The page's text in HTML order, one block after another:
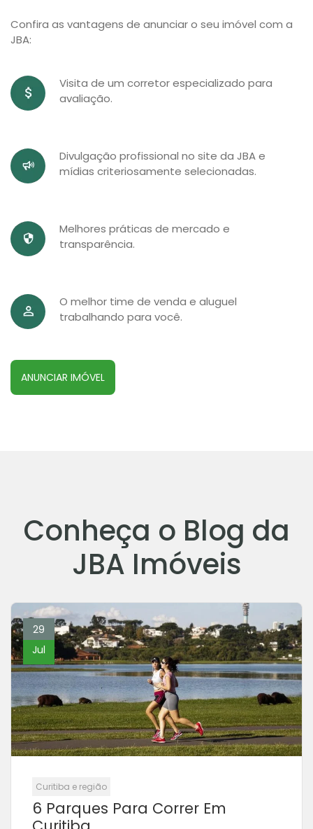
Confira as vantagens de anunciar o seu imóvel com a
JBA:
Visita de um corretor especializado para
avaliação.
Divulgação profissional no site da JBA e
mídias criteriosamente selecionadas.
Melhores práticas de mercado e
transparência.
O melhor time de venda e aluguel
trabalhando para você.
ANUNCIAR IMÓVEL
Conheça o Blog da
JBA Imóveis
29
Jul
Curitiba e região
6 Parques Para Correr Em